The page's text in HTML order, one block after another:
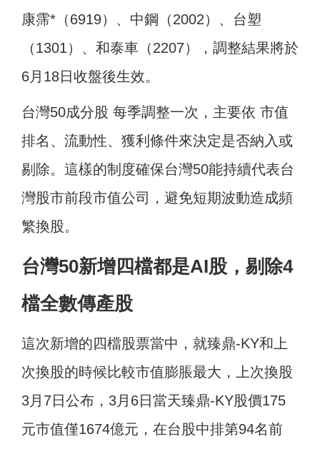
康霈*（6919）、中鋼（2002）、台塑
（1301）、和泰車（2207），調整結果將於
6月18日收盤後生效。
台灣50成分股 每季調整一次，主要依 市值
排名、流動性、獲利條件來決定是否納入或
剔除。這樣的制度確保台灣50能持續代表台
灣股市前段市值公司，避免短期波動造成頻
繁換股。
台灣50新增四檔都是AI股，剔除4
檔全數傳產股
這次新增的四檔股票當中，就臻鼎-KY和上
次換股的時候比較市值膨脹最大，上次換股
3月7日公布，3月6日當天臻鼎-KY股價175
元市值僅1674億元，在台股中排第94名前